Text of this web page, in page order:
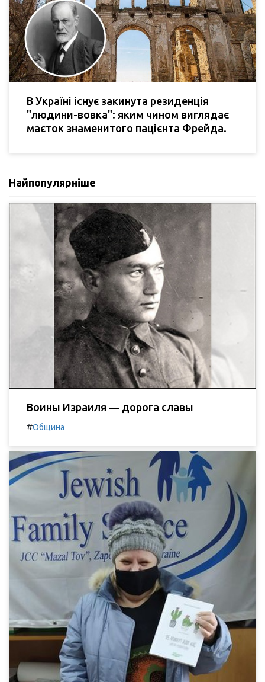
В Україні існує закинута резиденція
"людини-вовка": яким чином виглядає
маєток знаменитого пацієнта Фрейда.
Найпопулярніше
Воины Израиля — дорога славы
#Община